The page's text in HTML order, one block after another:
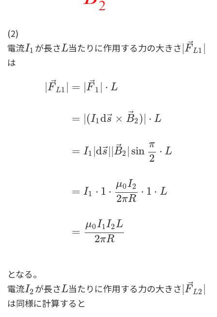
(2)
電流I1
I1 が長さL
L当たりに作用する力の大きさ F ⃗
L1
F→L
は
F ⃗
L1 =
=
=
=
=
|F ⃗
1 ⋅ L
(I1ds × B⃗2) ⋅ L
I1 |ds⃗
| B⃗2 sin
π
2
⋅ L
I1 ⋅ 1 ⋅
μ0I2
2πR
⋅ 1 ⋅ L
μ0I1I2L
2πR
1 = d ×B
となる。
電流I2
I2 が長さL
L当たりに作用する力の大きさ F ⃗L2
F→L
は同様に計算すると